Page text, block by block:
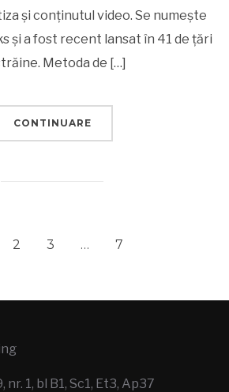
și conținutul video. Se numește
și a fost recent lansat în 41 de țări
Metoda de […]
CONTINUARE
2 3 … 7
1, bl B1, Sc1, Et3, Ap37